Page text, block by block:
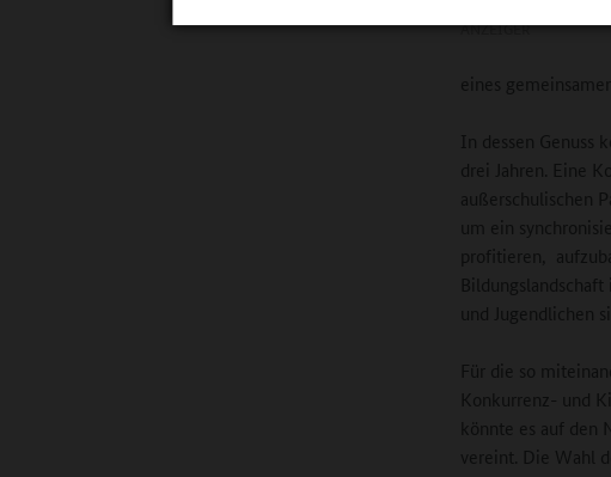
ANZEIGER
eines
In dessen Genuss
drei Jahren. Eine
außerschulischen
um ein
profitieren,
und Jugendlichen
Für die so
Konkurrenz- und
könnte es auf den
vereint. Die Wahl